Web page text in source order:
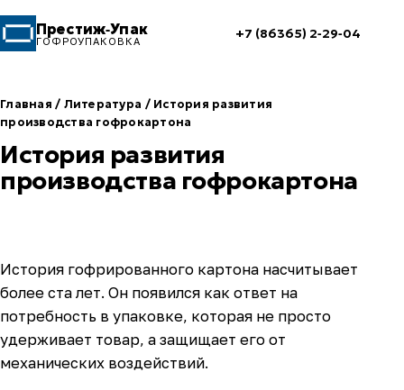
Престиж‑Упак
ГОФРОУПАКОВКА +7 (86365) 2‑29‑04
Главная / Литература / История развития
производства гофрокартона
История развития
производства гофрокартона
История гофрированного картона насчитывает
более ста лет. Он появился как ответ на
потребность в упаковке, которая не просто
удерживает товар, а защищает его от
механических воздействий.